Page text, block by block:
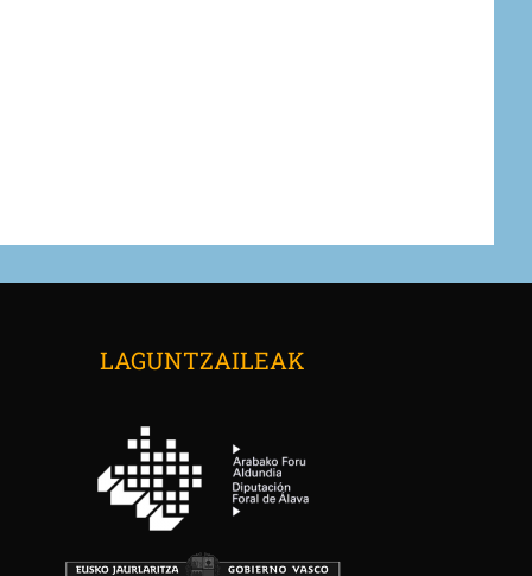
LAGUNTZAILEAK